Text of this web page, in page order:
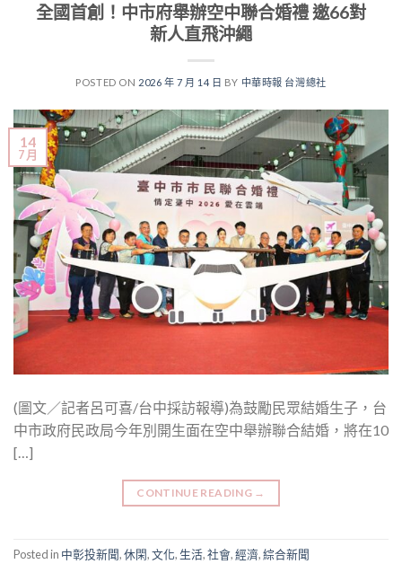
全國首創！中市府舉辦空中聯合婚禮 邀66對
新人直飛沖繩
POSTED ON 2026 年 7 月 14 日 BY 中華時報 台灣總社
14
7 月
(圖文／記者呂可喜/台中採訪報導)為鼓勵民眾結婚生子，台
中市政府民政局今年別開生面在空中舉辦聯合結婚，將在10
[…]
CONTINUE READING →
Posted in 中彰投新聞,休閑,文化,生活,社會,經濟,綜合新聞